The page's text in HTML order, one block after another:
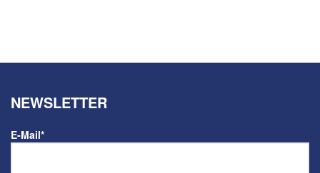
NEWSLETTER
E-Mail*